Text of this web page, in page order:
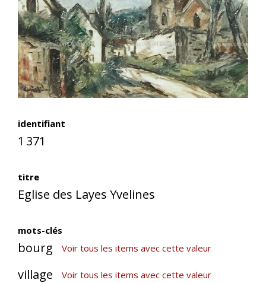
identifiant
1 371
titre
Eglise des Layes Yvelines
mots-clés
bourg Voir tous les items avec cette valeur
village Voir tous les items avec cette valeur